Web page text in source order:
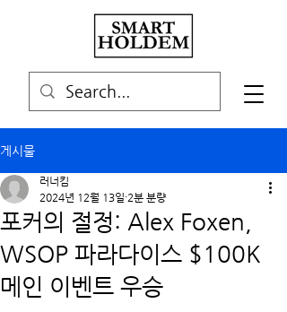
게시물
포커의 절정: Alex Foxen,
WSOP 파라다이스 $100K
메인 이벤트 우승
러너킴
2024년 12월 13일 2분 분량